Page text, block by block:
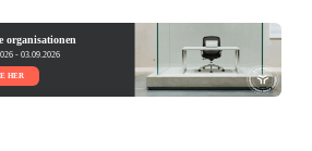
organisationen
- 03.09.2026
HER